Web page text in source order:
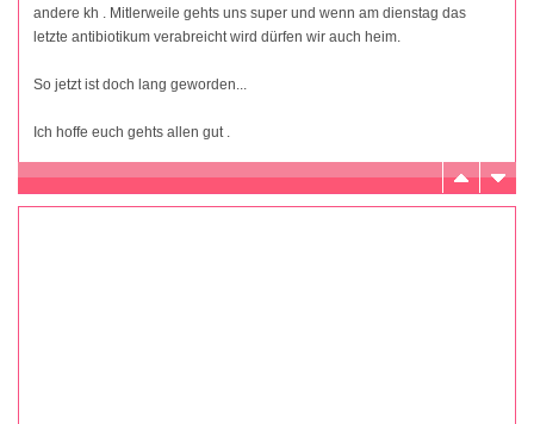
andere kh . Mitlerweile gehts uns super und wenn am dienstag das
letzte antibiotikum verabreicht wird dürfen wir auch heim.
So jetzt ist doch lang geworden...
Ich hoffe euch gehts allen gut .